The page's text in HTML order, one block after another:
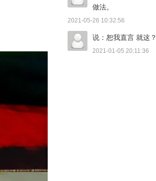
做法。
2021-05-26 10:32:56
说：恕我直言 就这？
2021-01-05 20:11:36